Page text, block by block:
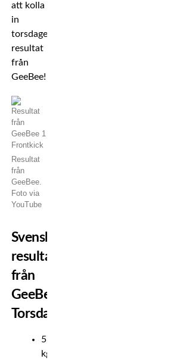
att kolla
in
torsdagens
resultat
från
GeeBee!
Resultat
från
GeeBee.
Foto via
YouTube
Svenska
resultat
från
GeeBee:
Torsdag
57
kg